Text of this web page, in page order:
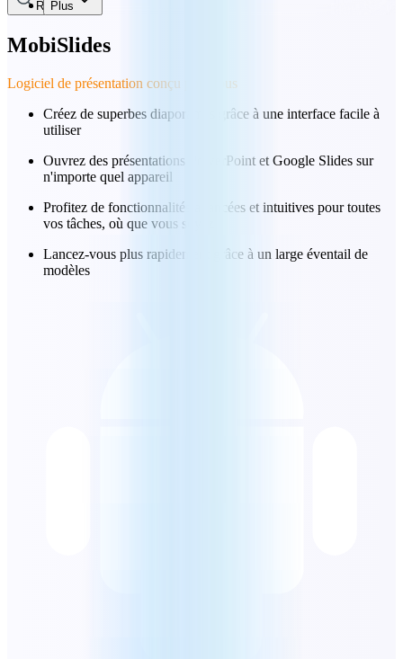
Plus
Rechercher
MobiSlides
Logiciel de présentation conçu pour tous
Créez de superbes diaporamas grâce à une interface facile à
utiliser
Ouvrez des présentations PowerPoint et Google Slides sur
n'importe quel appareil
Profitez de fonctionnalités avancées et intuitives pour toutes
vos tâches, où que vous soyez
Lancez-vous plus rapidement grâce à un large éventail de
modèles